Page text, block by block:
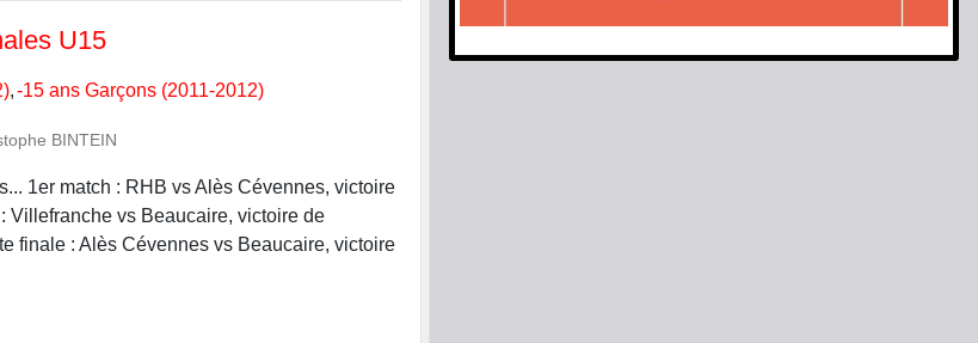
U15
-15 ans Garçons (2011-2012)
BINTEIN
1er match : RHB vs Alès Cévennes, victoire
Villefranche vs Beaucaire, victoire de
finale : Alès Cévennes vs Beaucaire, victoire